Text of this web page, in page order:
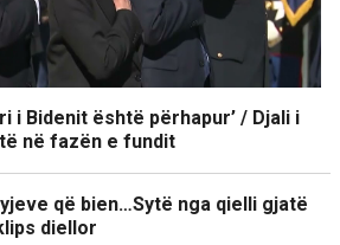
i Bidenit është përhapur’ / Djali i
në fazën e fundit
që bien…Sytë nga qielli gjatë
diellor